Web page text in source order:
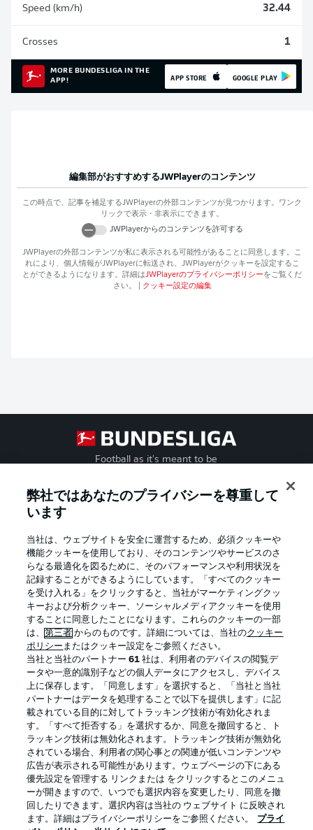
Speed (km/h) 32.44
Crosses 1
MORE BUNDESLIGA IN THE
APP!
APP STORE GOOGLE PLAY
編集部がおすすめするJWPlayerのコンテンツ
この時点で、記事を補足するJWPlayerの外部コンテンツが見つかります。ワンク
リックで表示・非表示にできます。
JWPlayerからのコンテンツを許可する
JWPlayerの外部コンテンツが私に表示される可能性があることに同意します。こ
れにより、個人情報がJWPlayerに転送され、 JWPlayerがクッキーを設定するこ
とができるようになります。詳細はJWPlayerのプライバシーポリシーをご覧くだ
さい。
クッキー設定の編集
Football as it's meant to be
Official Partners
プライバシー・ポリシー 優先設定を管理する
利用条件 放送局
求人 選手
弊社ではあなたのプライバシーを尊重して
います
当社は、ウェブサイトを安全に運営するため、必須クッキーや
機能クッキーを使用しており、そのコンテンツやサービスのさ
らなる最適化を図るために、そのパフォーマンスや利用状況を
記録することができるようにしています。「すべてのクッキー
を受け入れる」をクリックすると、当社がマーケティングクッ
キーおよび分析クッキー、ソーシャルメディアクッキーを使用
することに同意したことになります。これらのクッキーの一部
は、第三者 からのものです。詳細については、当社のクッキー
ポリシー またはクッキー設定をご参照ください。
当社と当社のパートナー61 社は、利用者のデバイスの閲覧デ
ータや一意的識別子などの個人データにアクセスし、デバイス
上に保存します。「同意します」を選択すると、「当社と当社
パートナーはデータを処理することで以下を提供します」に記
載されている目的に対してトラッキング技術が有効化されま
す。「すべて拒否する」を選択するか、同意を撤回すると、ト
ラッキング技術は無効化されます。トラッキング技術が無効化
されている場合、利用者の関心事との関連が低いコンテンツや
広告が表示される可能性があります。ウェブページの下にある
優先設定を管理する リンクまたは をクリックするとこのメニュ
ーが開きますので、いつでも選択内容を変更したり、同意を撤
回したりできます。選択内容は当社の ウェブサイト に反映され
ます。詳細はプライバシーポリシーをご参照ください。
プライ